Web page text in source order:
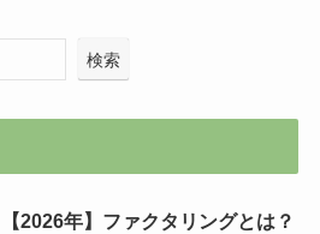
検索
【2026年】ファクタリングとは？